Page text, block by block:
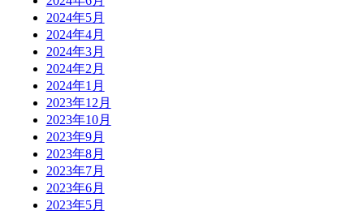
2024年5月
2024年4月
2024年3月
2024年2月
2024年1月
2023年12月
2023年10月
2023年9月
2023年8月
2023年7月
2023年6月
2023年5月